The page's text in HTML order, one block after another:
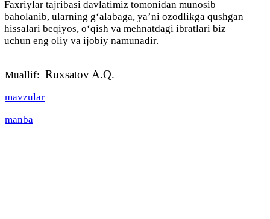
Faxriylar tajribasi davlatimiz tomonidan munosib
baholanib, ularning g‘alabaga, ya’ni ozodlikga qushgan
hissalari beqiyos, o‘qish va mehnatdagi ibratlari biz
uchun eng oliy va ijobiy namunadir.
Muallif: Ruxsatov A.Q.
mavzular
manba